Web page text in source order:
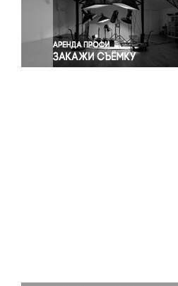
Экология
Экономика и бизнес